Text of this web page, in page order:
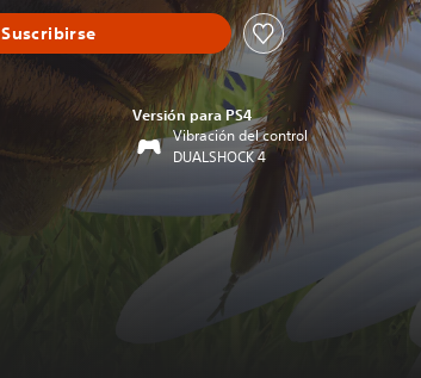
Suscribirse
Versión para PS4
Vibración del control
DUALSHOCK 4